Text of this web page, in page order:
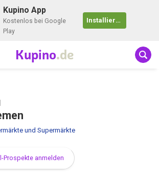
Kupino App
Kostenlos bei Google
Play
Installieren
Kupino.de
und Supermärkte
Prospekte anmelden